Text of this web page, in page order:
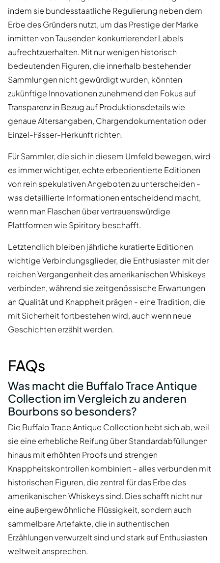
indem sie bundesstaatliche Regulierung neben dem
Erbe des Gründers nutzt, um das Prestige der Marke
inmitten von Tausenden konkurrierender Labels
aufrechtzuerhalten. Mit nur wenigen historisch
bedeutenden Figuren, die innerhalb bestehender
Sammlungen nicht gewürdigt wurden, könnten
zukünftige Innovationen zunehmend den Fokus auf
Transparenz in Bezug auf Produktionsdetails wie
genaue Altersangaben, Chargendokumentation oder
Einzel-Fässer-Herkunft richten.
Für Sammler, die sich in diesem Umfeld bewegen, wird
es immer wichtiger, echte erbeorientierte Editionen
von rein spekulativen Angeboten zu unterscheiden -
was detaillierte Informationen entscheidend macht,
wenn man Flaschen über vertrauenswürdige
Plattformen wie Spiritory beschafft.
Letztendlich bleiben jährliche kuratierte Editionen
wichtige Verbindungsglieder, die Enthusiasten mit der
reichen Vergangenheit des amerikanischen Whiskeys
verbinden, während sie zeitgenössische Erwartungen
an Qualität und Knappheit prägen - eine Tradition, die
mit Sicherheit fortbestehen wird, auch wenn neue
Geschichten erzählt werden.
FAQs
Was macht die Buffalo Trace Antique
Collection im Vergleich zu anderen
Bourbons so besonders?
Die Buffalo Trace Antique Collection hebt sich ab, weil
sie eine erhebliche Reifung über Standardabfüllungen
hinaus mit erhöhten Proofs und strengen
Knappheitskontrollen kombiniert - alles verbunden mit
historischen Figuren, die zentral für das Erbe des
amerikanischen Whiskeys sind. Dies schafft nicht nur
eine außergewöhnliche Flüssigkeit, sondern auch
sammelbare Artefakte, die in authentischen
Erzählungen verwurzelt sind und stark auf Enthusiasten
weltweit ansprechen.